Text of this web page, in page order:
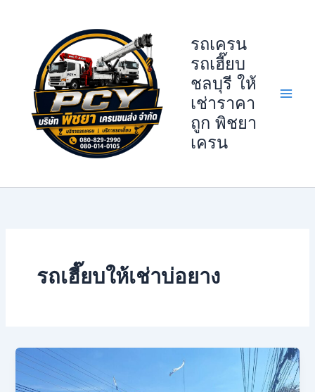
รถเครน
รถเฮี๊ยบ
ชลบุรี ให้
เช่าราคา
ถูก พิชยา
เครน
รถเฮี๊ยบให้เช่าบ่อยาง